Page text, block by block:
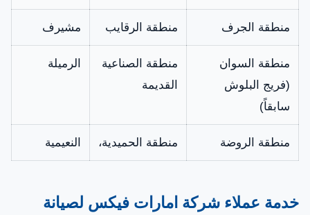
منطقة الجرف منطقة الرقايب مشيرف
منطقة السوان
(فريج البلوش
سابقاً)
منطقة الصناعية
القديمة
الرميلة
منطقة الروضة منطقة الحميدية، النعيمية
خدمة عملاء شركة امارات فيكس لصيانة